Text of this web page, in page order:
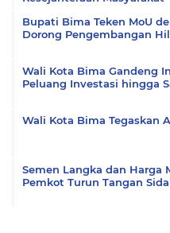
Bupati Bima Teken MoU
Dorong Pengembangan
Wali Kota Bima Gandeng
Peluang Investasi hingga
Wali Kota Bima Tegaskan
Semen Langka dan Harga
Pemkot Turun Tangan